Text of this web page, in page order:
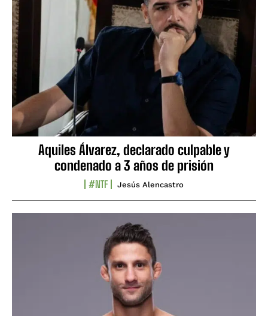
Aquiles Álvarez, declarado culpable y
condenado a 3 años de prisión
#NTF Jesús Alencastro